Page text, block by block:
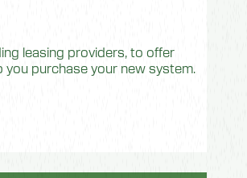
leasing providers, to offer
purchase your new system.